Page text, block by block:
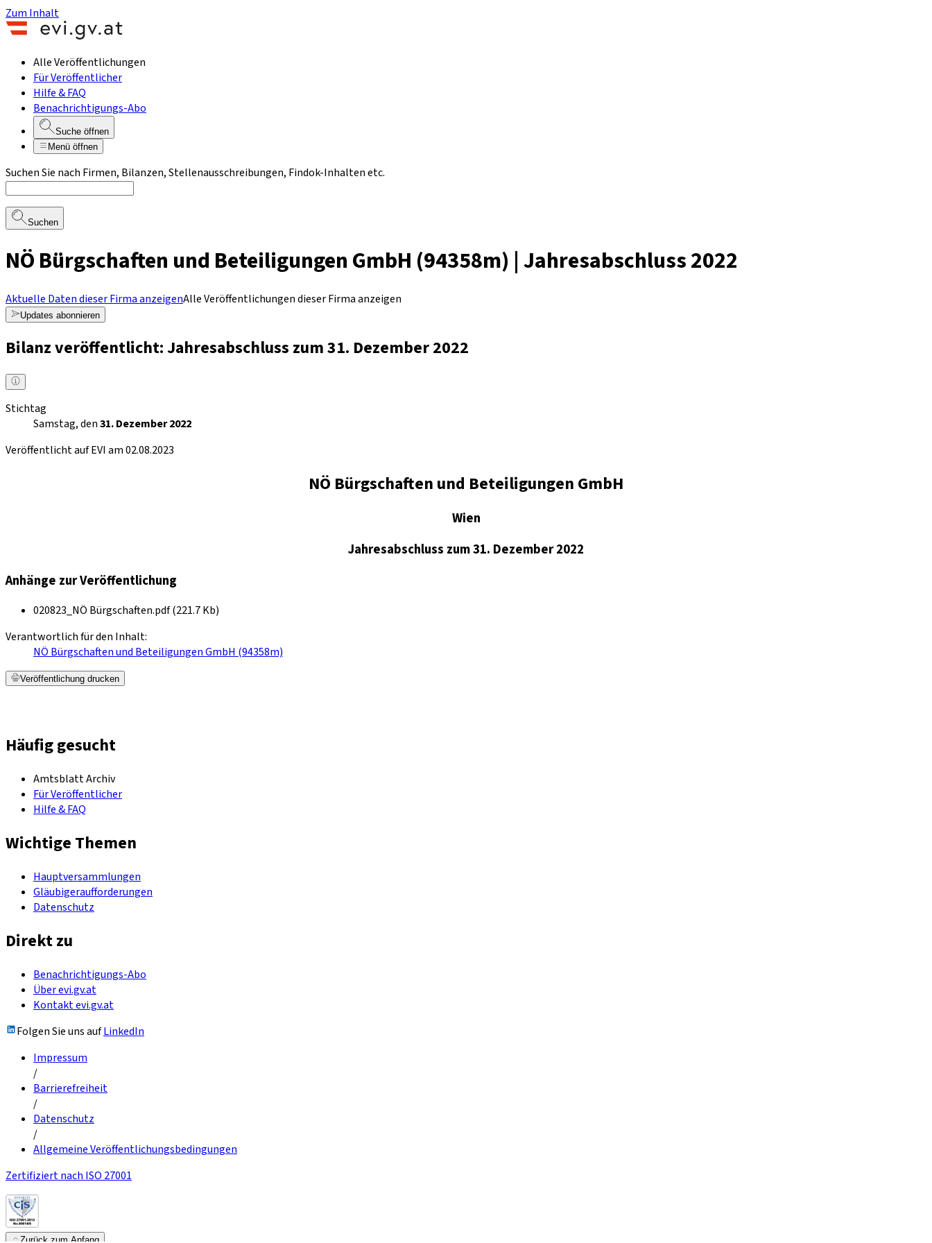
Zum Inhalt
Alle Veröffentlichungen
Für Veröffentlicher
Hilfe & FAQ
Benachrichtigungs-Abo
Suche öffnen
Menü öffnen
Suchen Sie nach Firmen, Bilanzen, Stellenausschreibungen, Findok-Inhalten etc.
Suchen
NÖ Bürgschaften und Beteiligungen GmbH (94358m) | Jahresabschluss 2022
Aktuelle Daten dieser Firma anzeigenAlle Veröffentlichungen dieser Firma anzeigen
Updates abonnieren
Bilanz veröffentlicht: Jahresabschluss zum 31. Dezember 2022
Stichtag
Samstag, den31. Dezember 2022
Veröffentlicht auf EVI am 02.08.2023
NÖ Bürgschaften und Beteiligungen GmbH
Wien
Jahresabschluss zum 31. Dezember 2022
Anhänge zur Veröffentlichung
020823_NÖ Bürgschaften.pdf (221.7 Kb)
Verantwortlich für den Inhalt:
NÖ Bürgschaften und Beteiligungen GmbH (94358m)
Veröffentlichung drucken
Häufig gesucht
Amtsblatt Archiv
Für Veröffentlicher
Hilfe & FAQ
Wichtige Themen
Hauptversammlungen
Gläubigeraufforderungen
Datenschutz
Direkt zu
Benachrichtigungs-Abo
Über evi.gv.at
Kontakt evi.gv.at
Folgen Sie uns aufLinkedIn
Impressum
/
Barrierefreiheit
/
Datenschutz
/
Allgemeine Veröffentlichungsbedingungen
Zertifiziert nach ISO 27001
Zurück zum Anfang